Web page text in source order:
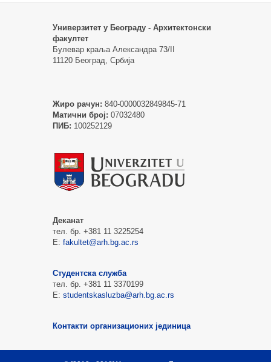
Универзитет у Београду - Архитектонски
факултет
Булевар краља Александра 73/II
11120 Београд, Србија
Жиро рачун: 840-0000032849845-71
Матични број: 07032480
ПИБ: 100252129
Деканат
тел. бр. +381 11 3225254
Е: fakultet@arh.bg.ac.rs
Студентска служба
тел. бр. +381 11 3370199
Е: studentskasluzba@arh.bg.ac.rs
Контакти организационих јединица